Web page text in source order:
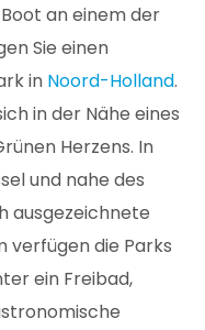
an einem der
Sie einen
in Noord-Holland.
in der Nähe eines
Herzens. In
und nahe des
ausgezeichnete
verfügen die Parks
ein Freibad,